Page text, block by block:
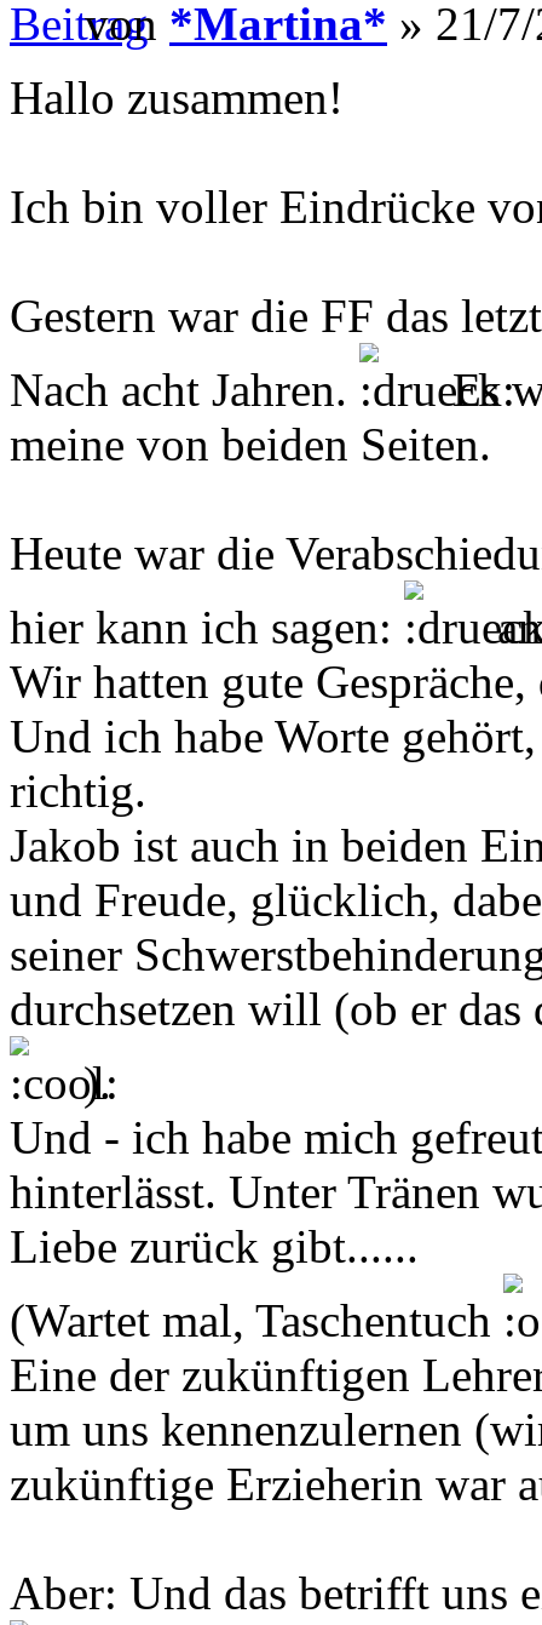
von *Martina* » 21/
Hallo zusammen!
Ich bin voller Eindrücke
Gestern war die FF das
Nach acht Jahren.
Es
meine von beiden Seiten.
Heute war die
hier kann ich sagen:
Wir hatten gute
Und ich habe Worte
richtig.
Jakob ist auch in beiden
und Freude, glücklich,
seiner
durchsetzen will (ob er das
).
Und - ich habe mich
hinterlässt. Unter Tränen
Liebe zurück gibt......
(Wartet mal, Taschentuch
Eine der zukünftigen
um uns kennenzulernen
zukünftige Erzieherin war
Aber: Und das betrifft uns